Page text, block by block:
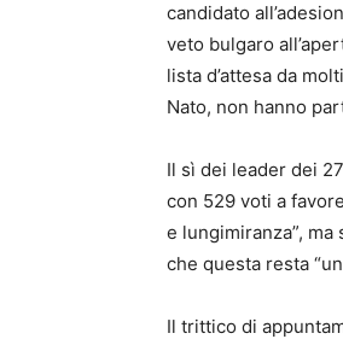
candidato
veto bulgaro
lista d’attesa da
Nato, non hanno
Il sì dei leader dei
con 529 voti a
e lungimiranza”, ma
che questa resta
Il trittico di